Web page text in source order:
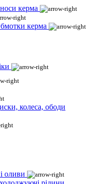
керма
керма
колеса, ободи
оливи